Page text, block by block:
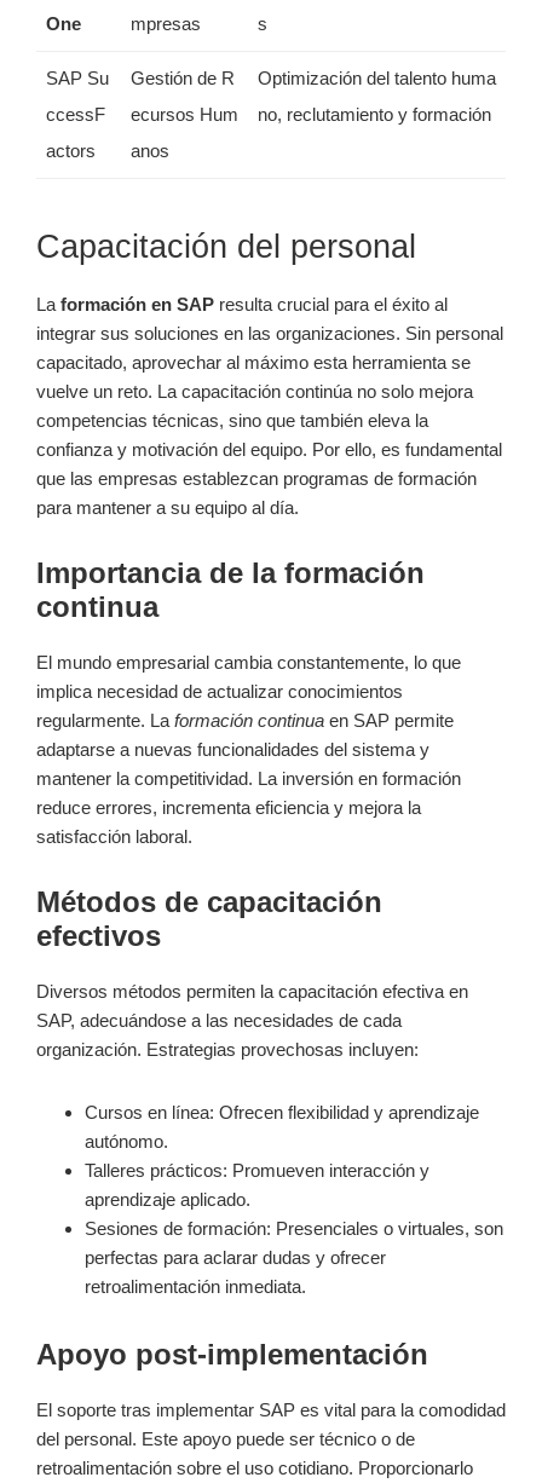
One
mpresas
s
SAP Su
ccessF
actors
Gestión de R
ecursos Hum
anos
Optimización del talento huma
no, reclutamiento y formación
Capacitación del personal
La formación en SAP resulta crucial para el éxito al
integrar sus soluciones en las organizaciones. Sin personal
capacitado, aprovechar al máximo esta herramienta se
vuelve un reto. La capacitación continúa no solo mejora
competencias técnicas, sino que también eleva la
confianza y motivación del equipo. Por ello, es fundamental
que las empresas establezcan programas de formación
para mantener a su equipo al día.
Importancia de la formación
continua
El mundo empresarial cambia constantemente, lo que
implica necesidad de actualizar conocimientos
regularmente. La formación continua en SAP permite
adaptarse a nuevas funcionalidades del sistema y
mantener la competitividad. La inversión en formación
reduce errores, incrementa eficiencia y mejora la
satisfacción laboral.
Métodos de capacitación
efectivos
Diversos métodos permiten la capacitación efectiva en
SAP, adecuándose a las necesidades de cada
organización. Estrategias provechosas incluyen:
Cursos en línea: Ofrecen flexibilidad y aprendizaje
autónomo.
Talleres prácticos: Promueven interacción y
aprendizaje aplicado.
Sesiones de formación: Presenciales o virtuales, son
perfectas para aclarar dudas y ofrecer
retroalimentación inmediata.
Apoyo post-implementación
El soporte tras implementar SAP es vital para la comodidad
del personal. Este apoyo puede ser técnico o de
retroalimentación sobre el uso cotidiano. Proporcionarlo